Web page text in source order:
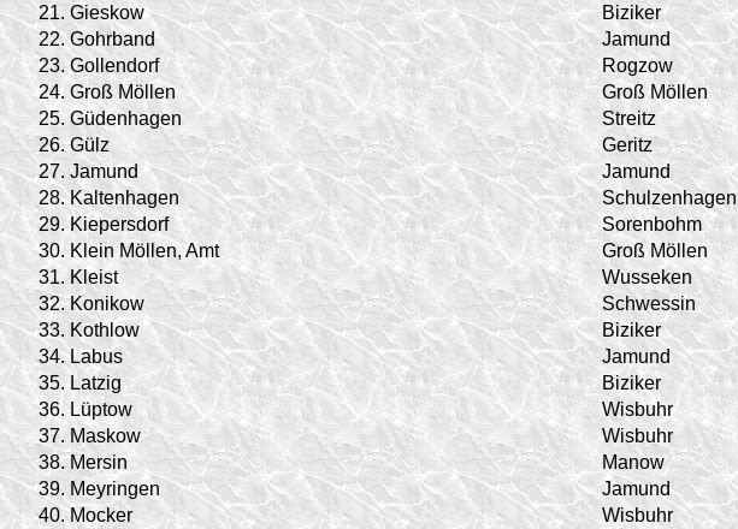
21. Gieskow Biziker
22. Gohrband Jamund
23. Gollendorf Rogzow
24. Groß Möllen Groß Möllen
25. Güdenhagen Streitz
26. Gülz Geritz
27. Jamund Jamund
28. Kaltenhagen Schulzenhagen
29. Kiepersdorf Sorenbohm
30. Klein Möllen, Amt Groß Möllen
31. Kleist Wusseken
32. Konikow Schwessin
33. Kothlow Biziker
34. Labus Jamund
35. Latzig Biziker
36. Lüptow Wisbuhr
37. Maskow Wisbuhr
38. Mersin Manow
39. Meyringen Jamund
40. Mocker Wisbuhr